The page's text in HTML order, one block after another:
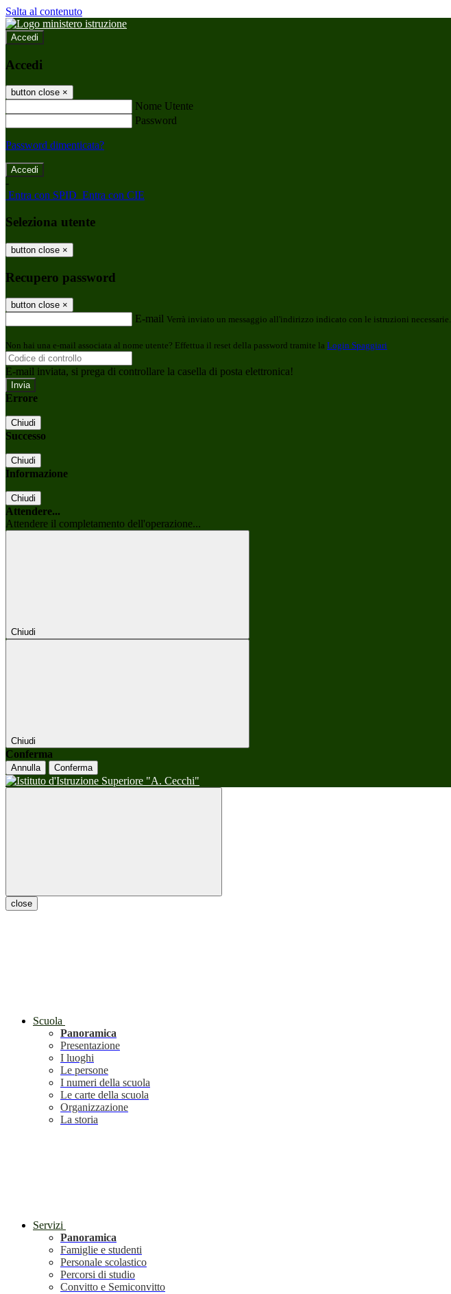
Salta al contenuto
Accedi
Accedi
button close ×
Nome Utente
Password
Password dimenticata?
-
Entra con SPID Entra con CIE
Seleziona utente
button close ×
Recupero password
button close ×
E-mail Verrà inviato un messaggio all'indirizzo indicato con le istruzioni necessarie.
Non hai una e-mail associata al nome utente? Effettua il reset della password tramite la Login Spaggiari
E-mail inviata, si prega di controllare la casella di posta elettronica!
Errore
Chiudi
Successo
Chiudi
Informazione
Chiudi
Attendere...
Attendere il completamento dell'operazione...
Chiudi
Chiudi
Conferma
Annulla Conferma
close
Scuola
Panoramica
Presentazione
I luoghi
Le persone
I numeri della scuola
Le carte della scuola
Organizzazione
La storia
Servizi
Panoramica
Famiglie e studenti
Personale scolastico
Percorsi di studio
Convitto e Semiconvitto